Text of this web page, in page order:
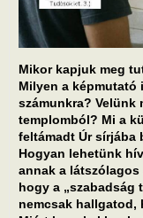
Mikor kapjuk meg
Milyen a képmutató
számunkra? Velünk
templomból? Mi a
feltámadt Úr sírjába
Hogyan lehetünk
annak a látszólagos
hogy a „szabadság
nemcsak hallgatod,